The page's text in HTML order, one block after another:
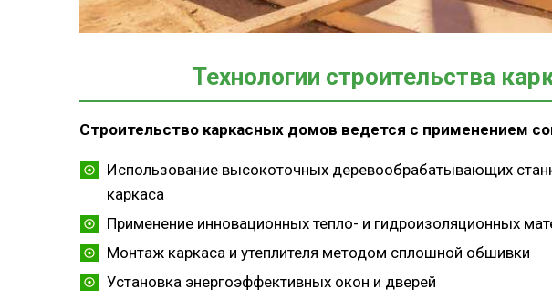
Технологии строительства
Строительство каркасных домов ведется с применением
Использование высокоточных деревообрабатывающих
каркаса
Применение инновационных тепло- и гидроизоляционных
Монтаж каркаса и утеплителя методом сплошной обшивки
Установка энергоэффективных окон и дверей